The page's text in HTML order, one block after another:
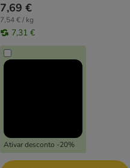
7,69 €
7,54 € / kg
7,31 €
Ativar desconto -20%